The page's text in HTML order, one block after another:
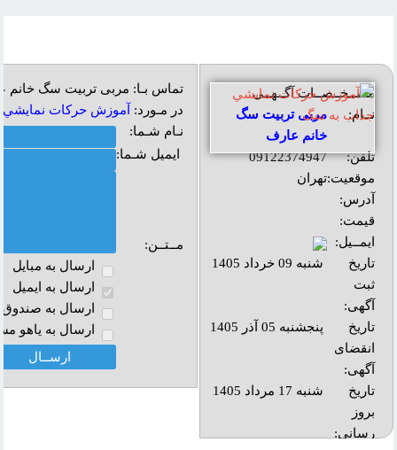
مشــخــصــات آگــهــی
نــام:
مربی تربیت سگ
خانم عارف
تلفن:
09122374947
موقعیت:تهران
آدرس:
قیمت:
ایمــیل:
تاریخ
ثبت
آگهی:
شنبه 09 خرداد 1405
تاریخ
انقضای
آگهی:
پنجشنبه 05 آذر 1405
تاريخ
بروز
رساني:
شنبه 17 مرداد 1405
تماس بـا: مربی تربیت سگ خانم
در مـورد:
آموزش حرکات
نـام شـما:
ایمیل شـما:
مــتــن:
ارسال به مبايل
ارسال به ايميل
ارسال به صندوق
ارسال به ياهو